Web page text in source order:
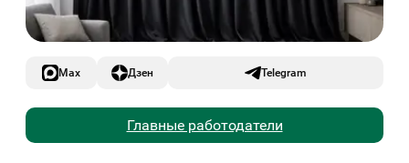
Max Дзен Telegram
Главные работодатели